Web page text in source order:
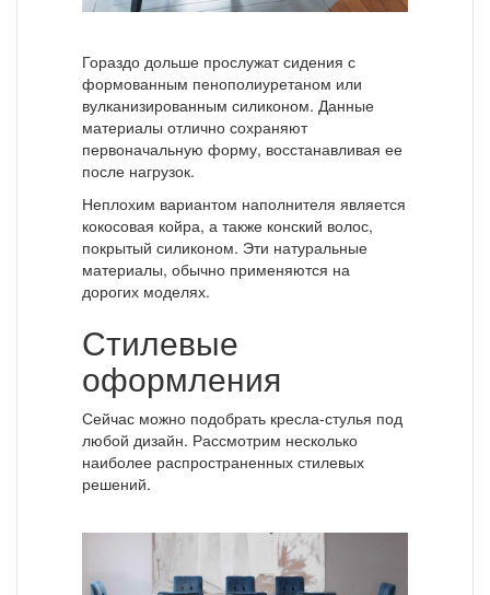
Гораздо дольше прослужат сидения с
формованным пенополиуретаном или
вулканизированным силиконом. Данные
материалы отлично сохраняют
первоначальную форму, восстанавливая ее
после нагрузок.
Неплохим вариантом наполнителя является
кокосовая койра, а также конский волос,
покрытый силиконом. Эти натуральные
материалы, обычно применяются на
дорогих моделях.
Стилевые
оформления
Сейчас можно подобрать кресла-стулья под
любой дизайн. Рассмотрим несколько
наиболее распространенных стилевых
решений.